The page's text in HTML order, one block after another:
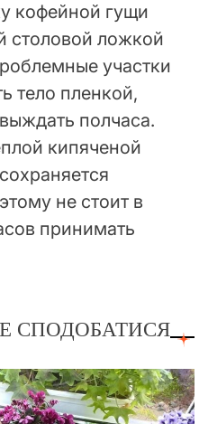
кофейной гущи
столовой ложкой
участки
тело пленкой,
полчаса.
кипяченой
не стоит в
принимать
СПОДОБАТИСЯ